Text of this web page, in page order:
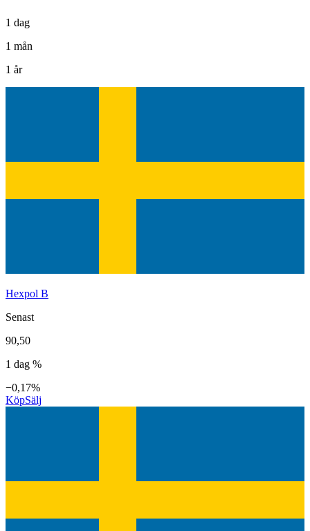
1 dag
1 mån
1 år
Hexpol B
Senast
90,50
1 dag %
−0,17%
KöpSälj